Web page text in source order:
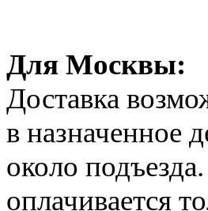
Для Москвы:
Доставка
в назначенное
около
оплачивается